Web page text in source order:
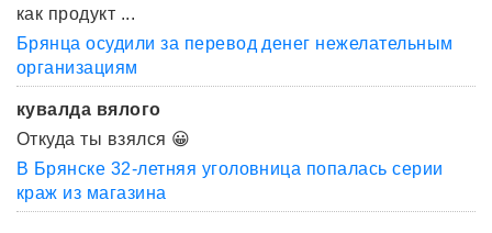
как продукт ...
Брянца осудили за перевод денег нежелательным
организациям
кувалда вялого
Откуда ты взялся 😀
В Брянске 32-летняя уголовница попалась серии
краж из магазина